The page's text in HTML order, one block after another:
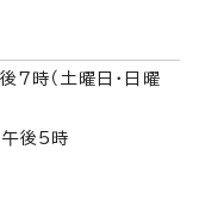
7時（土曜日・日曜
後5時